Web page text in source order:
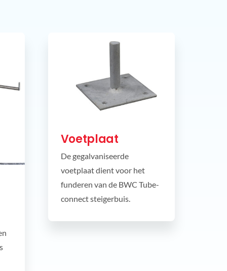
Voetplaat
De gegalvaniseerde
voetplaat dient voor het
funderen van de BWC Tube-
connect steigerbuis.